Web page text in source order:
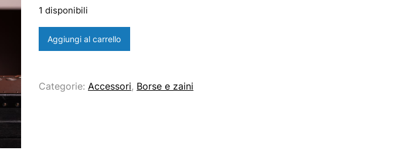
1 disponibili
BorsaAggiungi al carrello
Categorie: Accessori, Borse e zaini